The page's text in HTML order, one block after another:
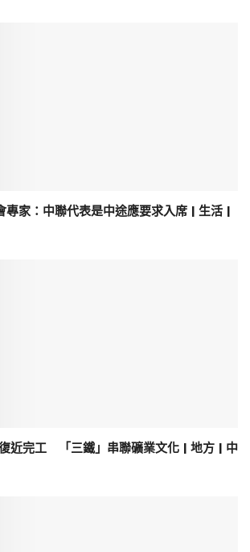
家：中聯代表是中途應要求入席 | 生活 |
近完工 「三鐵」串聯礦業文化 | 地方 | 中